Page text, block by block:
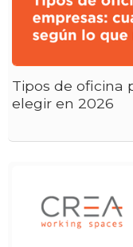
Tipos de oficina
elegir en 2026